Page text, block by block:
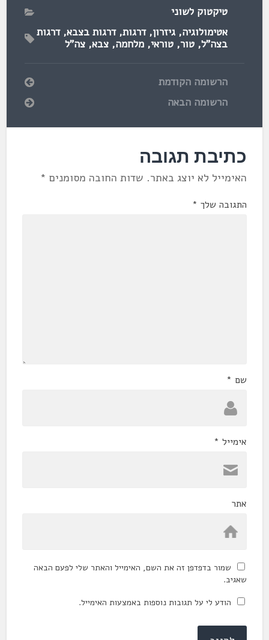
טיקטוק לשוני
אטימולוגיה,גיזרון,דרגות,דרגות בצבא,דרגות
בצה"ל,טור,טוראי,מלחמה,צבא,צה"ל
הרשומה הקודמת
הרשומה הבאה
כתיבת תגובה
האימייל לא יוצג באתר. שדות החובה מסומנים *
התגובה שלך *
שם *
אימייל *
אתר
שמור בדפדפן זה את השם, האימייל והאתר שלי לפעם הבאה
שאגיב.
הודע לי על תגובות נוספות באמצעות האימייל.